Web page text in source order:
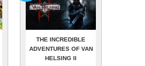
THE INCREDIBLE
ADVENTURES OF VAN
HELSING II